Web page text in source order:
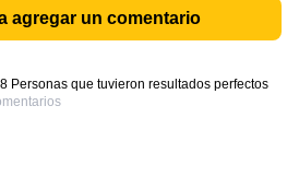
agregar un comentario
Personas que tuvieron resultados perfectos